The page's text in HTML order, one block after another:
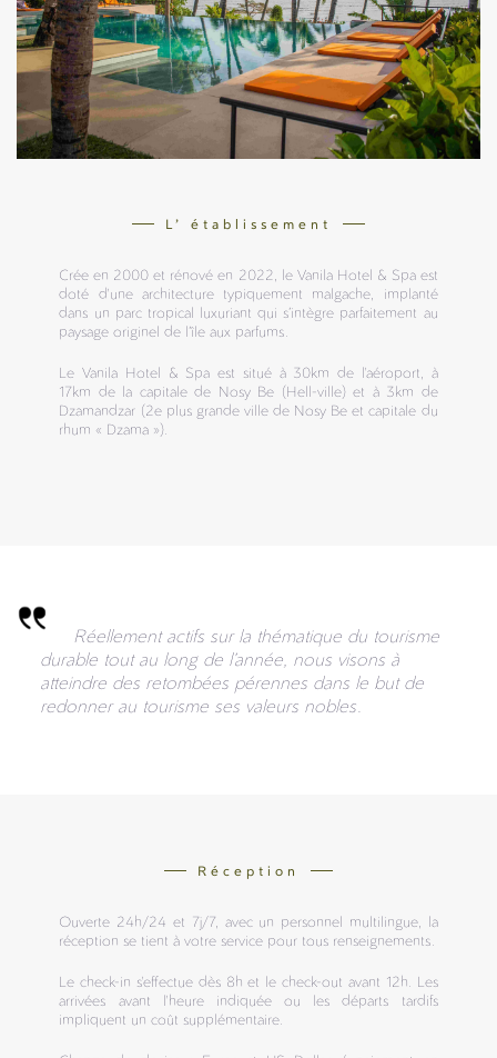
L’ établissement
Crée en 2000 et rénové en 2022, le Vanila Hotel & Spa est
doté d'une architecture typiquement malgache, implanté
dans un parc tropical luxuriant qui s’intègre parfaitement au
paysage originel de l’île aux parfums.
Le Vanila Hotel & Spa est situé à 30km de l'aéroport, à
17km de la capitale de Nosy Be (Hell-ville) et à 3km de
Dzamandzar (2e plus grande ville de Nosy Be et capitale du
rhum « Dzama »).
Réellement actifs sur la thématique du tourisme
durable tout au long de l’année, nous visons à
atteindre des retombées pérennes dans le but de
redonner au tourisme ses valeurs nobles.
Réception
Ouverte 24h/24 et 7j/7, avec un personnel multilingue, la
réception se tient à votre service pour tous renseignements.
Le check-in s'effectue dès 8h et le check-out avant 12h. Les
arrivées avant l'heure indiquée ou les départs tardifs
impliquent un coût supplémentaire.